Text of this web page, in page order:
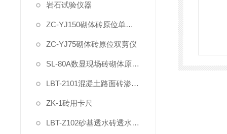
岩石试验仪器
ZC-YJ150砌体砖原位单剪仪
ZC-YJ75砌体砖原位双剪仪
SL-80A数显现场砖砌体原位压力机
LBT-2101混凝土路面砖渗透率测试仪
ZK-1砖用卡尺
LBT-Z102砂基透水砖透水速率测试仪